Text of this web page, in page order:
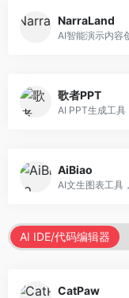
NarraLand
歌者PPT
AiBiao
AI IDE/代码编辑器
CatPaw